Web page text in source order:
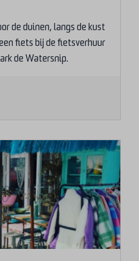
de duinen, langs de kust
fiets bij de fietsverhuur
de Watersnip.